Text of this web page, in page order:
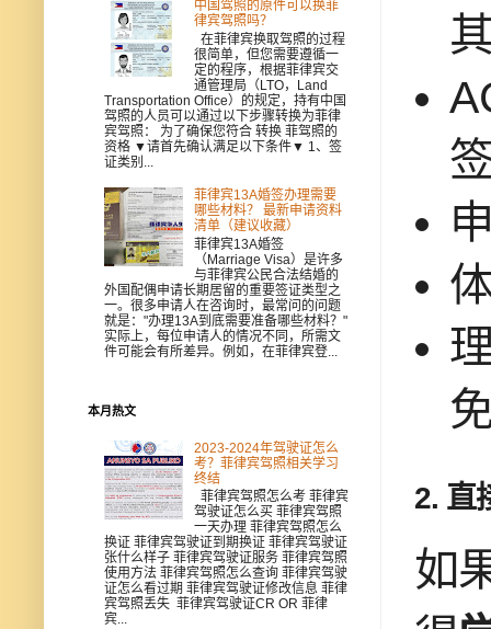
2. 直
如
中国驾照的原件可以换菲
律宾驾照吗？
在菲律宾换取驾照的过程
很简单，但您需要遵循一
定的程序，根据菲律宾交
通管理局（LTO，Land
Transportation Office）的规定，持有中国
驾照的人员可以通过以下步骤转换为菲律
宾驾照： 为了确保您符合 转换 菲驾照的
资格 ▼请首先确认满足以下条件▼ 1、签
证类别...
菲律宾13A婚签办理需要
哪些材料？ 最新申请资料
清单（建议收藏）
菲律宾13A婚签
（Marriage Visa）是许多
与菲律宾公民合法结婚的
外国配偶申请长期居留的重要签证类型之
一。很多申请人在咨询时，最常问的问题
就是："办理13A到底需要准备哪些材料？"
实际上，每位申请人的情况不同，所需文
件可能会有所差异。例如，在菲律宾登...
本月热文
2023-2024年驾驶证怎么
考？菲律宾驾照相关学习
终结
菲律宾驾照怎么考 菲律宾
驾驶证怎么买 菲律宾驾照
一天办理 菲律宾驾照怎么
换证 菲律宾驾驶证到期换证 菲律宾驾驶证
张什么样子 菲律宾驾驶证服务 菲律宾驾照
使用方法 菲律宾驾照怎么查询 菲律宾驾驶
证怎么看过期 菲律宾驾驶证修改信息 菲律
宾驾照丢失 菲律宾驾驶证CR OR 菲律
宾...